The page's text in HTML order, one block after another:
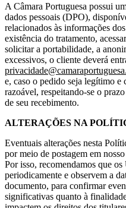
A Câmara Portuguesa possui
dados pessoais (DPO),
relacionados às informações
existência do tratamento,
solicitar a portabilidade, a
excessivos, o cliente deverá
e, caso o pedido seja legítimo e
razoável, respeitando-se o
de seu recebimento.
ALTERAÇÕES NA
Eventuais alterações nesta
por meio de postagem em
Por isso, recomendamos que
periodicamente e observem a
documento, para confirmar
significativas quanto à